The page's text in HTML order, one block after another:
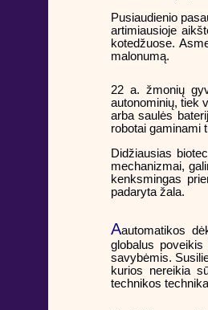
Pusiaudienio
artimiausioje
kotedžuose.
malonumą.
22 a. žmonių
autonominių, tiek
arba saulės
robotai gaminami
Didžiausias
mechanizmai,
kenksmingas
padaryta žala.
Aautomatikos
globalus
savybėmis.
kurios nereikia
technikos